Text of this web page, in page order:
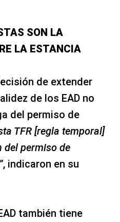
SON LA
LA ESTANCIA
de extender
de los EAD no
del permiso de
TFR [regla temporal]
del permiso de
, indicaron en su
también tiene